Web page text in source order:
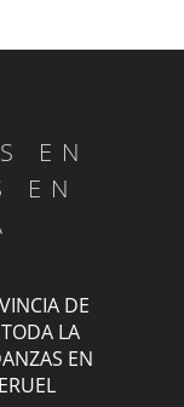
EN
EN
DE
LA
EN